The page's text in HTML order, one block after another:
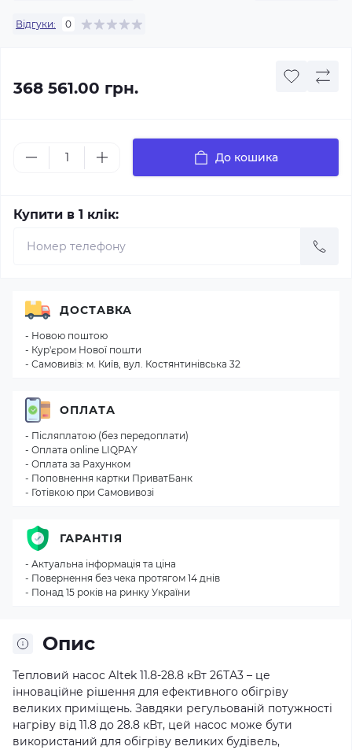
Відгуки: 0
368 561.00 грн.
До кошика
Купити в 1 клік:
Опис
Тепловий насос Altek 11.8-28.8 кВт 26ТА3 – це
інноваційне рішення для ефективного обігріву
великих приміщень. Завдяки регульованій потужності
нагріву від 11.8 до 28.8 кВт, цей насос може бути
використаний для обігріву великих будівель,
ДОСТАВКА
- Новою поштою
- Кур'єром Нової пошти
- Самовивіз: м. Київ, вул. Костянтинівська 32
ОПЛАТА
- Післяплатою (без передоплати)
- Оплата online LIQPAY
- Оплата за Рахунком
- Поповнення картки ПриватБанк
- Готівкою при Самовивозі
ГАРАНТІЯ
- Актуальна інформація та ціна
- Повернення без чека протягом 14 днів
- Понад 15 років на ринку України